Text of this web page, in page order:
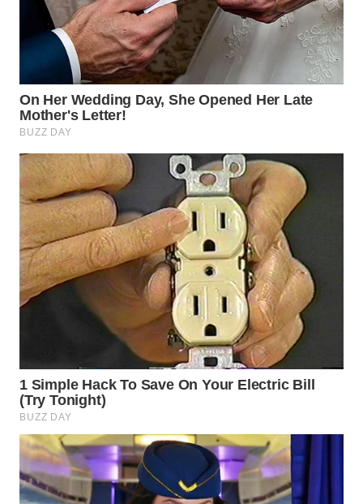
WN
DEPOK
WN
TAPANULI
UTARA
WN
SAMOSIR
WN
PADANG
LAWAS
SUMEDANG
CIANJUR
WN
KEPULAUAN
SERIBU
WN